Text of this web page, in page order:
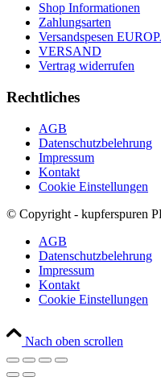
Shop Informationen
Zahlungsarten
Versandspesen
VERSAND
Vertrag widerrufen
Rechtliches
AGB
Datenschutzbelehrung
Impressum
Kontakt
Cookie Einstellungen
© Copyright - kupferspuren
AGB
Datenschutzbelehrung
Impressum
Kontakt
Cookie Einstellungen
Nach oben scrollen